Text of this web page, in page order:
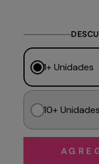
1+ Unidades
10+ Unidades